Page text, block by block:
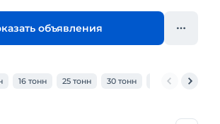
объявления
16 тонн 25 тонн 30 тонн 32 тонн